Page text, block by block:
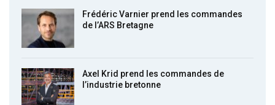
Frédéric Varnier prend les commandes
de l’ARS Bretagne
Axel Krid prend les commandes de
l’industrie bretonne